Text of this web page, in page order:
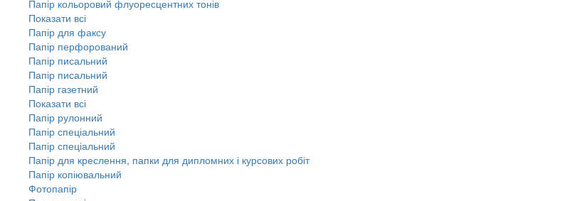
Папір кольоровий флуоресцентних тонів
Показати всі
Папір для факсу
Папір перфорований
Папір писальний
Папір писальний
Папір газетний
Показати всі
Папір рулонний
Папір спеціальний
Папір спеціальний
Папір для креслення, папки для дипломних і курсових робіт
Папір копіювальний
Фотопапір